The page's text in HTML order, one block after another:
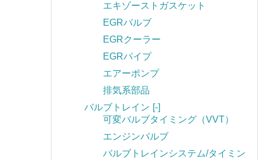
エキゾーストガスケット
EGRバルブ
EGRクーラー
EGRパイプ
エアーポンプ
排気系部品
バルブトレイン [-]
可変バルブタイミング（VVT）
エンジンバルブ
バルブトレインシステム/タイミン